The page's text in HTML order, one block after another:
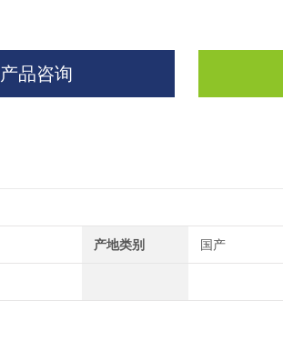
产品咨询
产地类别 国产